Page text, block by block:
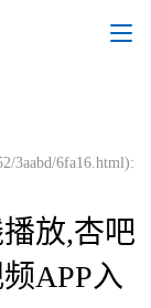
3aabd/6fa16.html):
放,杏吧
APP入